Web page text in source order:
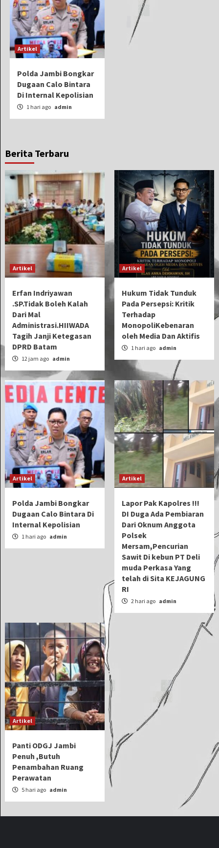
Artikel
Polda Jambi Bongkar
Dugaan Calo Bintara
Di Internal Kepolisian
1 hari ago admin
Berita Terbaru
Artikel
Erfan Indriyawan
.SP.Tidak Boleh Kalah
Dari Mal
Administrasi.HIIWADA
Tagih Janji Ketegasan
DPRD Batam
12 jam ago admin
Artikel
Hukum Tidak Tunduk
Pada Persepsi: Kritik
Terhadap
MonopoliKebenaran
oleh Media Dan Aktifis
1 hari ago admin
Artikel
Polda Jambi Bongkar
Dugaan Calo Bintara Di
Internal Kepolisian
1 hari ago admin
Artikel
Lapor Pak Kapolres !!!
DI Duga Ada Pembiaran
Dari Oknum Anggota
Polsek
Mersam,Pencurian
Sawit Di kebun PT Deli
muda Perkasa Yang
telah di Sita KEJAGUNG
RI
2 hari ago admin
Artikel
Panti ODGJ Jambi
Penuh ,Butuh
Penambahan Ruang
Perawatan
5 hari ago admin